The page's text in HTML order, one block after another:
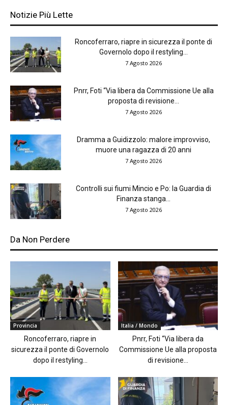
Notizie Più Lette
Roncoferraro, riapre in sicurezza il ponte di
Governolo dopo il restyling...
7 Agosto 2026
Pnrr, Foti “Via libera da Commissione Ue alla
proposta di revisione...
7 Agosto 2026
Dramma a Guidizzolo: malore improvviso,
muore una ragazza di 20 anni
7 Agosto 2026
Controlli sui fiumi Mincio e Po: la Guardia di
Finanza stanga...
7 Agosto 2026
Da Non Perdere
Provincia
Roncoferraro, riapre in
sicurezza il ponte di Governolo
dopo il restyling...
Italia / Mondo
Pnrr, Foti “Via libera da
Commissione Ue alla proposta
di revisione...